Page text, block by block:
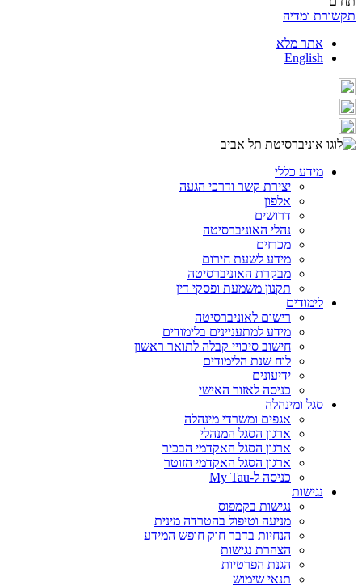
תקשורת ומדיה
אתר מלא
English
מידע כללי
יצירת קשר ודרכי הגעה
אלפון
דרושים
נהלי האוניברסיטה
מכרזים
מידע לשעת חירום
מבקרת האוניברסיטה
תקנון משמעת ופסקי דין
לימודים
רישום לאוניברסיטה
מידע למתעניינים בלימודים
חישוב סיכויי קבלה לתואר ראשון
לוח שנת הלימודים
ידיעונים
כניסה לאזור האישי
סגל ומינהלה
אגפים ומשרדי מינהלה
ארגון הסגל המנהלי
ארגון הסגל האקדמי הבכיר
ארגון הסגל האקדמי הזוטר
כניסה ל-My Tau
נגישות
נגישות בקמפוס
מניעה וטיפול בהטרדה מינית
הנחיות בדבר חוק חופש המידע
הצהרת נגישות
הגנת הפרטיות
תנאי שימוש